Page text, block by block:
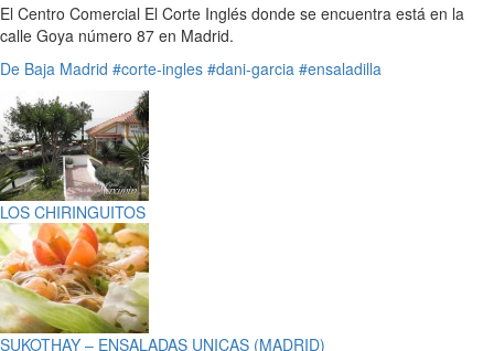
El Centro Comercial El Corte Inglés donde se encuentra está en la
calle Goya número 87 en Madrid.
De Baja Madrid #corte-ingles #dani-garcia #ensaladilla
LOS CHIRINGUITOS
SUKOTHAY – ENSALADAS UNICAS (MADRID)